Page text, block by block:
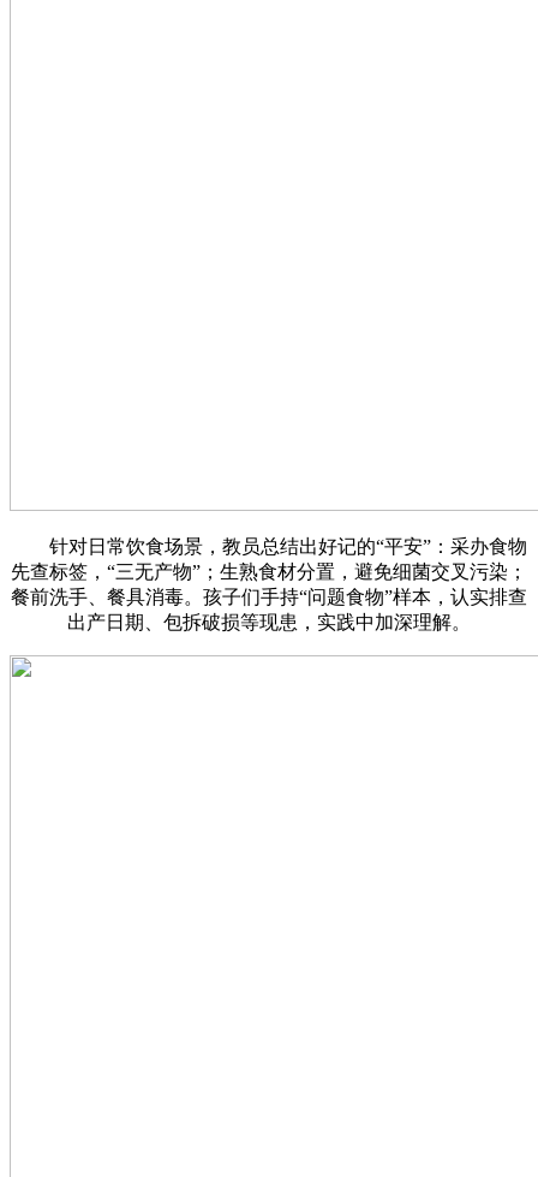
针对日常饮食场景，教员总结出好记的“平安”：采办食物
先查标签，“三无产物”；生熟食材分置，避免细菌交叉污染；
餐前洗手、餐具消毒。孩子们手持“问题食物”样本，认实排查
出产日期、包拆破损等现患，实践中加深理解。